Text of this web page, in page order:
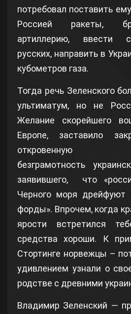
потребовал поставить
Россией ракеты,
артиллерию, ввести
русских, направить в
кубометров газа.
Тогда речь Зеленского
ультиматум, но не
Желание скорейшего
Европе, заставило
откровенную
безграмотность
заявившего, что
Черного моря
форды». Впрочем, когда
ярости встретился
средства хороши. К
Стортинге норвежцы –
удивлением узнали о
родстве с древними
Владимир Зеленский —